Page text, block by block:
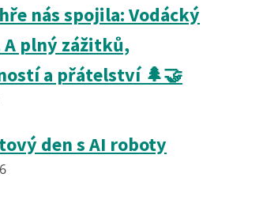
nás spojila: Vodácký
A plný zážitků,
a přátelství 🌲🤝
den s AI roboty